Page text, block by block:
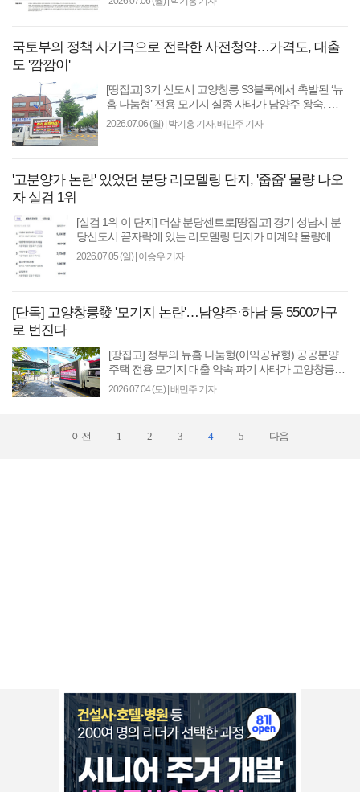
국토부의 정책 사기극으로 전락한 사전청약…가격도, 대출
도 '깜깜이'
[땅집고] 3기 신도시 고양창릉 S3블록에서 촉발된 ‘뉴
홈 나눔형’ 전용 모기지 실종 사태가 남양주 왕숙, 하
남 교산 등 수도권 주요 공공분양 단지 전체로 걷잡을
2026.07.06 (월)| 박기홍 기자, 배민주 기자
'고분양가 논란' 있었던 분당 리모델링 단지, '줍줍' 물량 나오
자 실검 1위
[실검 1위 이 단지] 더샵 분당센트로[땅집고] 경기 성남시 분
당신도시 끝자락에 있는 리모델링 단지가 미계약 물량에 대
한 청약으로 인해 다시 실수요자들 사이에서 화..
2026.07.05 (일)| 이승우 기자
[단독] 고양창릉發 '모기지 논란'…남양주·하남 등 5500가구
로 번진다
[땅집고] 정부의 뉴홈 나눔형(이익공유형) 공공분양
주택 전용 모기지 대출 약속 파기 사태가 고양창릉을
넘어 수도권 전반으로 확산하며 걷잡을 수 없이 커지
2026.07.04 (토)| 배민주 기자
이전 1 2 3 4 5 다음